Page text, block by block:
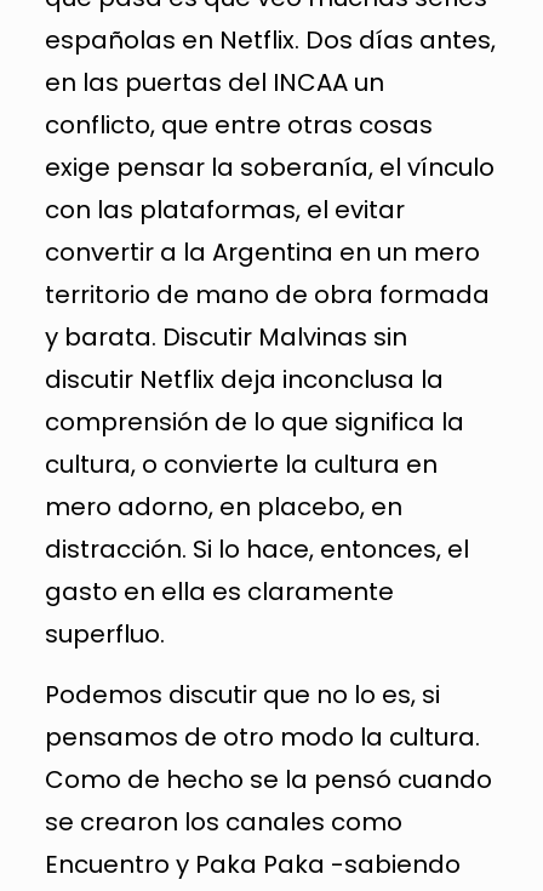
españolas en Netflix. Dos días antes,
en las puertas del INCAA un
conflicto, que entre otras cosas
exige pensar la soberanía, el vínculo
con las plataformas, el evitar
convertir a la Argentina en un mero
territorio de mano de obra formada
y barata. Discutir Malvinas sin
discutir Netflix deja inconclusa la
comprensión de lo que significa la
cultura, o convierte la cultura en
mero adorno, en placebo, en
distracción. Si lo hace, entonces, el
gasto en ella es claramente
superfluo.
Podemos discutir que no lo es, si
pensamos de otro modo la cultura.
Como de hecho se la pensó cuando
se crearon los canales como
Encuentro y Paka Paka -sabiendo